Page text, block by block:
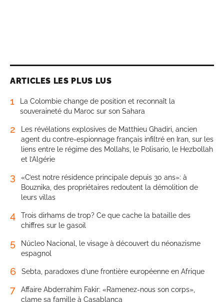
ARTICLES LES PLUS LUS
1
La Colombie change de position et reconnaît la
souveraineté du Maroc sur son Sahara
2
Les révélations explosives de Matthieu Ghadiri, ancien
agent du contre-espionnage français infiltré en Iran, sur les
liens entre le régime des Mollahs, le Polisario, le Hezbollah
et l’Algérie
3
«C’est notre résidence principale depuis 30 ans»: à
Bouznika, des propriétaires redoutent la démolition de
leurs villas
4
Trois dirhams de trop? Ce que cache la bataille des
chiffres sur le gasoil
5
Núcleo Nacional, le visage à découvert du néonazisme
espagnol
6 Sebta, paradoxes d’une frontière européenne en Afrique
7
Affaire Abderrahim Fakir: «Ramenez-nous son corps»,
clame sa famille à Casablanca